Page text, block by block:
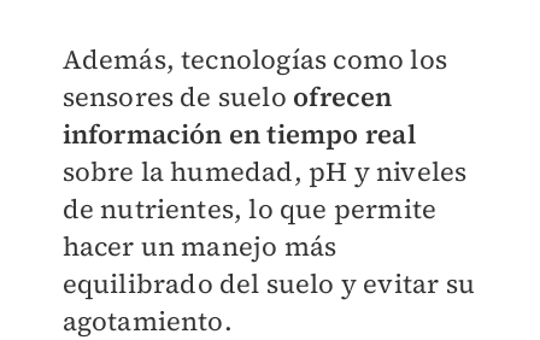
Además, tecnologías como los
sensores de suelo ofrecen
información en tiempo real
sobre la humedad, pH y niveles
de nutrientes, lo que permite
hacer un manejo más
equilibrado del suelo y evitar su
agotamiento.